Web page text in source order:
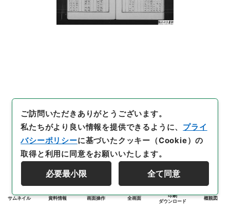
サムネイル 資料情報 画面操作 全画面
印刷
ダウンロード
概観図
ご訪問いただきありがとうございます。
私たちがより良い情報を提供できるように、 プライ
バシーポリシーに基づいたクッキー（Cookie）の
取得と利用に同意をお願いいたします。
必要最小限 全て同意